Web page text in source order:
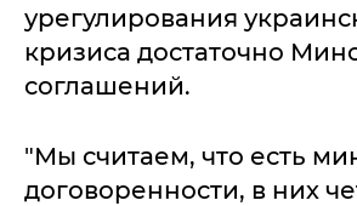
урегулирования
кризиса достаточно
соглашений.
"Мы считаем, что есть
договоренности, в них